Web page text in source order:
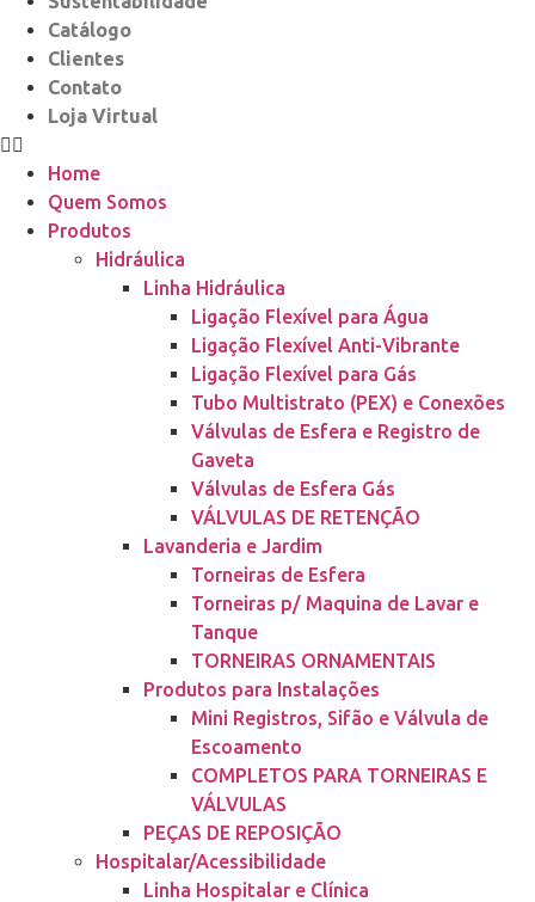
Catálogo
Clientes
Contato
Loja Virtual
Home
Quem Somos
Produtos
Hidráulica
Linha Hidráulica
Ligação Flexível para Água
Ligação Flexível Anti-Vibrante
Ligação Flexível para Gás
Tubo Multistrato (PEX) e Conexões
Válvulas de Esfera e Registro de
Gaveta
Válvulas de Esfera Gás
VÁLVULAS DE RETENÇÃO
Lavanderia e Jardim
Torneiras de Esfera
Torneiras p/ Maquina de Lavar e
Tanque
TORNEIRAS ORNAMENTAIS
Produtos para Instalações
Mini Registros, Sifão e Válvula de
Escoamento
COMPLETOS PARA TORNEIRAS E
VÁLVULAS
PEÇAS DE REPOSIÇÃO
Hospitalar/Acessibilidade
Linha Hospitalar e Clínica